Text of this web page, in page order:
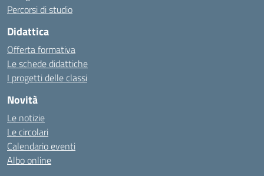
Percorsi di studio
Didattica
Offerta formativa
Le schede didattiche
I progetti delle classi
Novità
Le notizie
Le circolari
Calendario eventi
Albo online